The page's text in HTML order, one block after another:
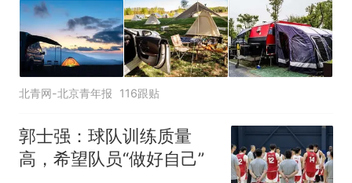
北青网-北京青年报 116跟贴
郭士强：球队训练质量
高，希望队员“做好自己”